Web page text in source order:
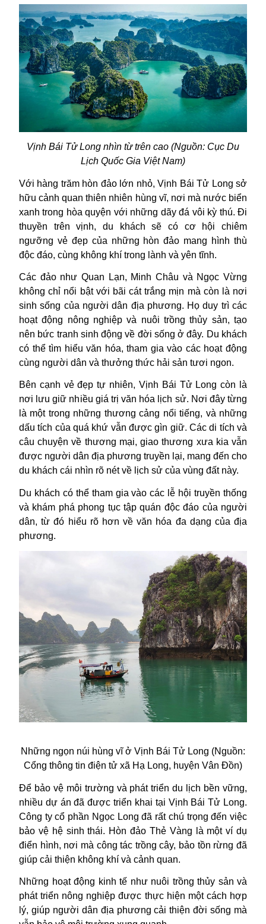
Vịnh Bái Tử Long nhìn từ trên cao (Nguồn: Cục Du
Lịch Quốc Gia Việt Nam)
Với hàng trăm hòn đảo lớn nhỏ, Vịnh Bái Tử Long sở
hữu cảnh quan thiên nhiên hùng vĩ, nơi mà nước biển
xanh trong hòa quyện với những dãy đá vôi kỳ thú. Đi
thuyền trên vịnh, du khách sẽ có cơ hội chiêm
ngưỡng vẻ đẹp của những hòn đảo mang hình thù
độc đáo, cùng không khí trong lành và yên tĩnh.
Các đảo như Quan Lạn, Minh Châu và Ngọc Vừng
không chỉ nổi bật với bãi cát trắng mịn mà còn là nơi
sinh sống của người dân địa phương. Họ duy trì các
hoạt động nông nghiệp và nuôi trồng thủy sản, tạo
nên bức tranh sinh động về đời sống ở đây. Du khách
có thể tìm hiểu văn hóa, tham gia vào các hoạt động
cùng người dân và thưởng thức hải sản tươi ngon.
Bên cạnh vẻ đẹp tự nhiên, Vịnh Bái Tử Long còn là
nơi lưu giữ nhiều giá trị văn hóa lịch sử. Nơi đây từng
là một trong những thương cảng nổi tiếng, và những
dấu tích của quá khứ vẫn được gìn giữ. Các di tích và
câu chuyện về thương mại, giao thương xưa kia vẫn
được người dân địa phương truyền lại, mang đến cho
du khách cái nhìn rõ nét về lịch sử của vùng đất này.
Du khách có thể tham gia vào các lễ hội truyền thống
và khám phá phong tục tập quán độc đáo của người
dân, từ đó hiểu rõ hơn về văn hóa đa dạng của địa
phương.
Những ngọn núi hùng vĩ ở Vịnh Bái Tử Long (Nguồn:
Cổng thông tin điện tử xã Hạ Long, huyện Vân Đồn)
Để bảo vệ môi trường và phát triển du lịch bền vững,
nhiều dự án đã được triển khai tại Vịnh Bái Tử Long.
Công ty cổ phần Ngọc Long đã rất chú trọng đến việc
bảo vệ hệ sinh thái. Hòn đảo Thẻ Vàng là một ví dụ
điển hình, nơi mà công tác trồng cây, bảo tồn rừng đã
giúp cải thiện không khí và cảnh quan.
Những hoạt động kinh tế như nuôi trồng thủy sản và
phát triển nông nghiệp được thực hiện một cách hợp
lý, giúp người dân địa phương cải thiện đời sống mà